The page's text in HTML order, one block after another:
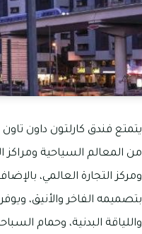
يتمتع فندق كارلتون داون
من المعالم السياحية ومراكز
ومركز التجارة العالمي،
بتصميمه الفاخر والأنيق،
واللياقة البدنية، وحمام